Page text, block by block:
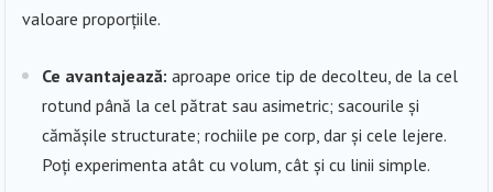
valoare proporțiile.
Ce avantajează: aproape orice tip de decolteu, de la cel
rotund până la cel pătrat sau asimetric; sacourile și
cămășile structurate; rochiile pe corp, dar și cele lejere.
Poți experimenta atât cu volum, cât și cu linii simple.